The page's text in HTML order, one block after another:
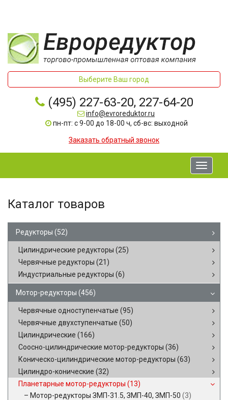
Выберите Ваш город
(495) 227-63-20, 227-64-20
info@evroreduktor.ru
пн-пт: с 9-00 до 18-00 ч, сб-вс: выходной
Заказать обратный звонок
Toggle
Каталог товаров
Редукторы (52)
Цилиндрические редукторы (25)
Червячные редукторы (21)
Индустриальные редукторы (6)
Мотор-редукторы (456)
Червячные одноступенчатые (95)
Червячные двухступенчатые (50)
Цилиндрические (166)
Соосно-цилиндрические мотор-редукторы (36)
Коническо-цилиндрические мотор-редукторы (63)
Цилиндро-конические (32)
Планетарные мотор-редукторы (13)
Мотор-редукторы ЗМП-31.5, ЗМП-40, ЗМП-50 (3)